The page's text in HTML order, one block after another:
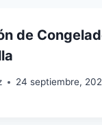
de
24 septiembre,